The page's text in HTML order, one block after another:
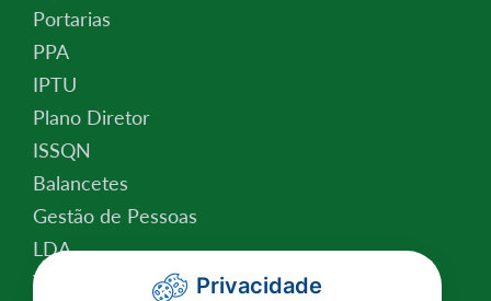
Portarias
PPA
IPTU
Plano Diretor
ISSQN
Balancetes
Gestão de Pessoas
LDA
Valor da Terra Nua Privacidade